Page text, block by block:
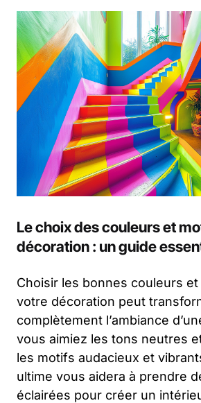
Le choix des couleurs et
décoration : un guide
Choisir les bonnes couleurs
votre décoration peut
complètement l’ambiance
vous aimiez les tons neutres
les motifs audacieux et
ultime vous aidera à prendre
éclairées pour créer un